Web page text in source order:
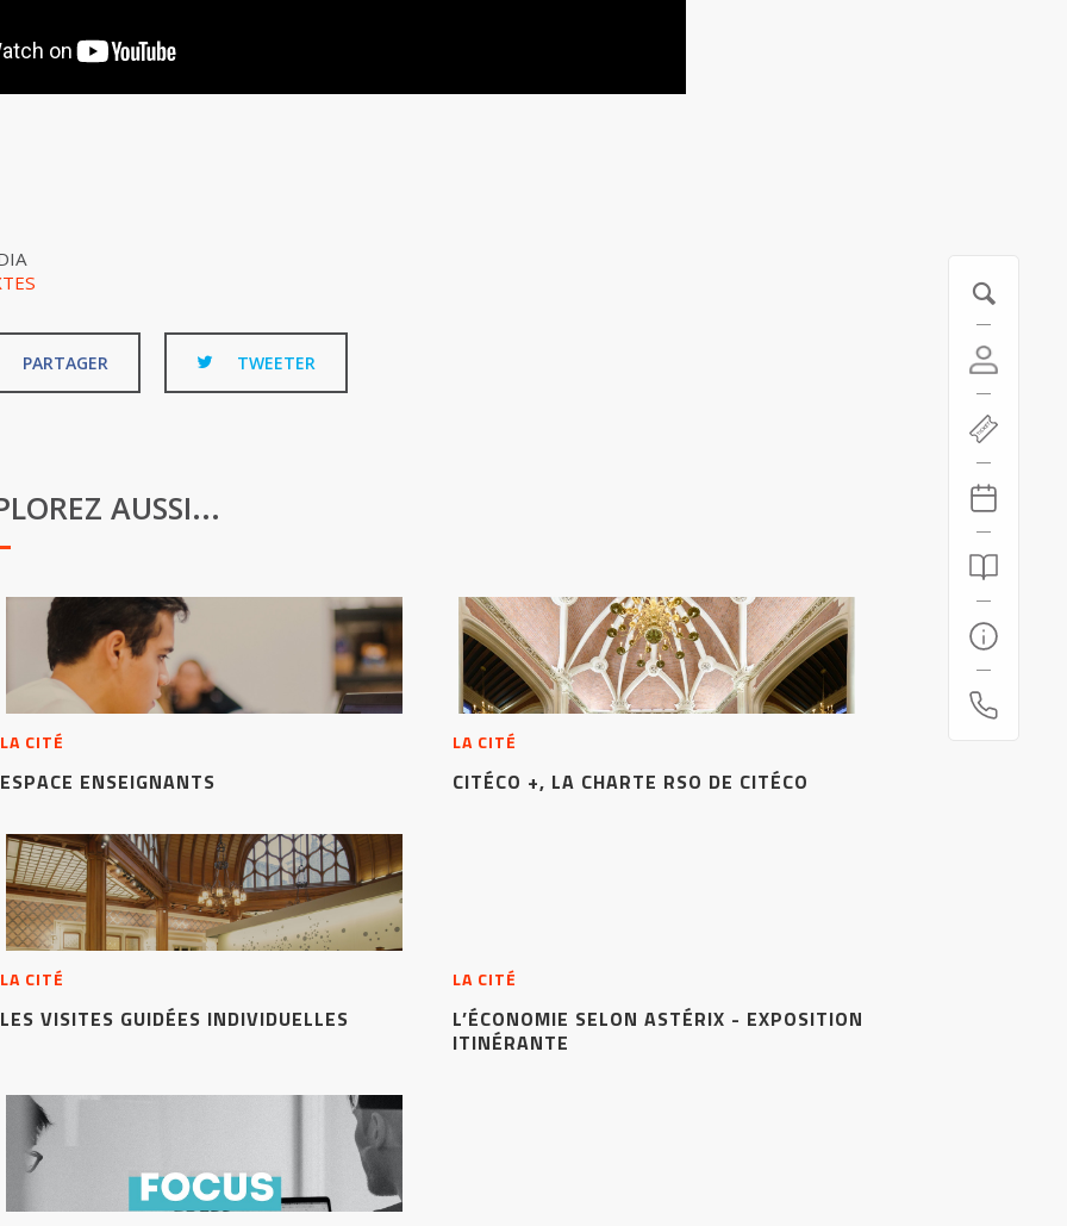
PARTAGER TWEETER
AUSSI...
LA CITÉ
ESPACE ENSEIGNANTS
LA CITÉ
CITÉCO +, LA CHARTE RSO DE CITÉCO
LA CITÉ
LES VISITES GUIDÉES INDIVIDUELLES
LA CITÉ
L’ÉCONOMIE SELON ASTÉRIX - EXPOSITION
ITINÉRANTE